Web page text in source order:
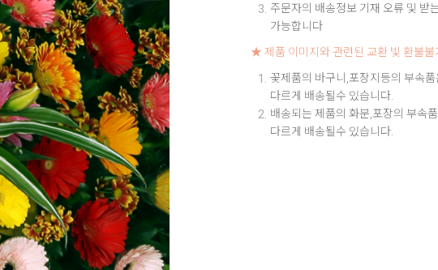
주문자의 배송정보 기재 오류 및 받
가능합니다
★ 제품 이미지와 관련된 교환 빛 환불불
꽃제품의 바구니,포장지등의 부속
다르게 배송될수 있습니다.
배송되는 제품의 화분,포장의 부속
다르게 배송될수 있습니다.